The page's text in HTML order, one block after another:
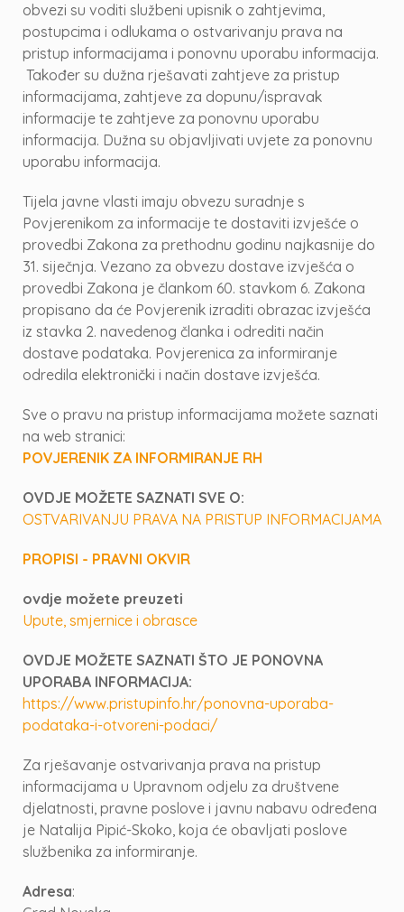
obvezi su voditi službeni upisnik o zahtjevima,
postupcima i odlukama o ostvarivanju prava na
pristup informacijama i ponovnu uporabu informacija.
Također su dužna rješavati zahtjeve za pristup
informacijama, zahtjeve za dopunu/ispravak
informacije te zahtjeve za ponovnu uporabu
informacija. Dužna su objavljivati uvjete za ponovnu
uporabu informacija.
Tijela javne vlasti imaju obvezu suradnje s
Povjerenikom za informacije te dostaviti izvješće o
provedbi Zakona za prethodnu godinu najkasnije do
31. siječnja. Vezano za obvezu dostave izvješća o
provedbi Zakona je člankom 60. stavkom 6. Zakona
propisano da će Povjerenik izraditi obrazac izvješća
iz stavka 2. navedenog članka i odrediti način
dostave podataka. Povjerenica za informiranje
odredila elektronički i način dostave izvješća.
Sve o pravu na pristup informacijama možete saznati
na web stranici:
POVJERENIK ZA INFORMIRANJE RH
OVDJE MOŽETE SAZNATI SVE O:
OSTVARIVANJU PRAVA NA PRISTUP INFORMACIJAMA
PROPISI - PRAVNI OKVIR
ovdje možete preuzeti
Upute, smjernice i obrasce
OVDJE MOŽETE SAZNATI ŠTO JE PONOVNA
UPORABA INFORMACIJA:
https://www.pristupinfo.hr/ponovna-uporaba-
podataka-i-otvoreni-podaci/
Za rješavanje ostvarivanja prava na pristup
informacijama u Upravnom odjelu za društvene
djelatnosti, pravne poslove i javnu nabavu određena
je Natalija Pipić-Skoko, koja će obavljati poslove
službenika za informiranje.
Adresa: